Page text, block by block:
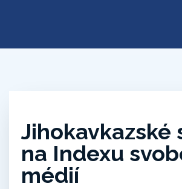
Jihokavkazské
na Indexu
médií